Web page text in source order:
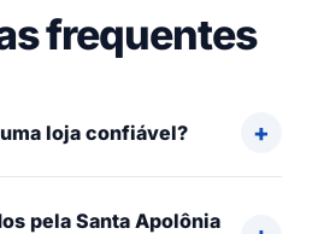
frequentes
loja confiável?
pela Santa Apolônia